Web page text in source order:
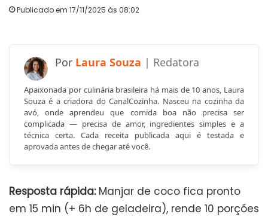
Publicado em 17/11/2025 às 08:02
Laura Souza
Apaixonada por culinária brasileira há mais de 10 anos, Laura
Souza é a criadora do CanalCozinha. Nasceu na cozinha da
avó, onde aprendeu que comida boa não precisa ser
complicada — precisa de amor, ingredientes simples e a
técnica certa. Cada receita publicada aqui é testada e
aprovada antes de chegar até você.
Resposta rápida:Manjar de coco fica pronto
em 15 min (+ 6h de geladeira), rende 10 porções